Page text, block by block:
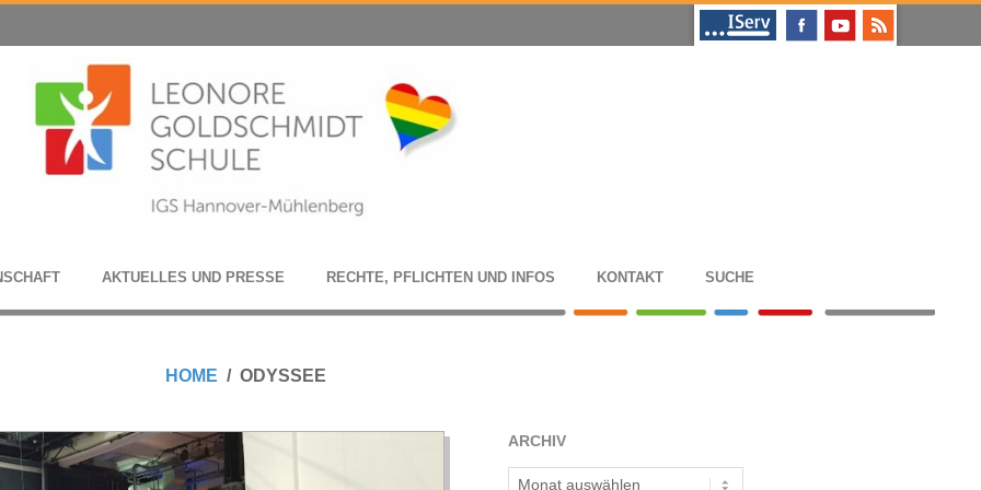
AKTU­EL­LES UND PRESSE RECHTE, PFLICH­TEN UND INFOS KON­TAKT SUCHE
HOME ODYSSEE
ARCHIV
Archiv